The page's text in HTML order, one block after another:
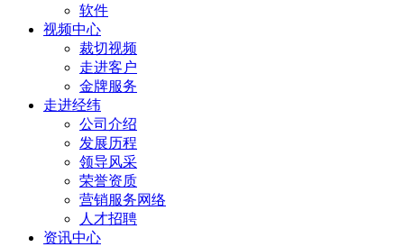
软件
视频中心
裁切视频
走进客户
金牌服务
走进经纬
公司介绍
发展历程
领导风采
荣誉资质
营销服务网络
人才招聘
资讯中心